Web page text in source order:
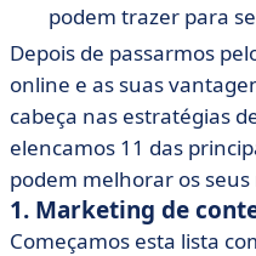
podem trazer para
Depois de passarmos
online e as suas
cabeça nas estratégias
elencamos 11 das
podem melhorar os
1. Marketing de
Começamos esta lista